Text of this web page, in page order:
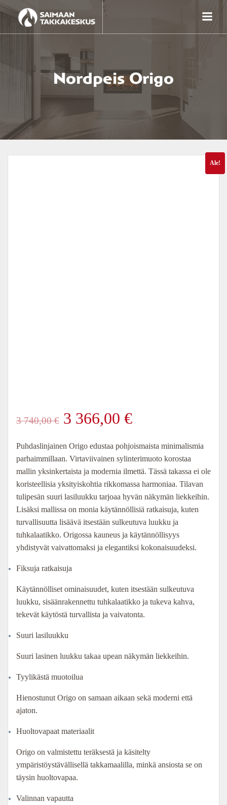
Skip
Nordpeis Origo
Ale!
3 740,00€ Alkuperäinen
hinta
oli:
3
740,00 €.
3 366,00 €Nykyinen
hinta
on:
3
366,00 €.
Puhdaslinjainen Origo edustaa pohjoismaista minimalismia
parhaimmillaan. Virtaviivainen sylinterimuoto korostaa
mallin yksinkertaista ja modernia ilmettä. Tässä takassa ei ole
koristeellisia yksityiskohtia rikkomassa harmoniaa. Tilavan
tulipesän suuri lasiluukku tarjoaa hyvän näkymän liekkeihin.
Lisäksi mallissa on monia käytännöllisiä ratkaisuja, kuten
turvallisuutta lisäävä itsestään sulkeutuva luukku ja
tuhkalaatikko. Origossa kauneus ja käytännöllisyys
yhdistyvät vaivattomaksi ja elegantiksi kokonaisuudeksi.
Fiksuja ratkaisuja
Käytännölliset ominaisuudet, kuten itsestään sulkeutuva
luukku, sisäänrakennettu tuhkalaatikko ja tukeva kahva,
tekevät käytöstä turvallista ja vaivatonta.
Suuri lasiluukku
Suuri lasinen luukku takaa upean näkymän liekkeihin.
Tyylikästä muotoilua
Hienostunut Origo on samaan aikaan sekä moderni että
ajaton.
Huoltovapaat materiaalit
Origo on valmistettu teräksestä ja käsitelty
ympäristöystävällisellä takkamaalilla, minkä ansiosta se on
täysin huoltovapaa.
Valinnan vapautta